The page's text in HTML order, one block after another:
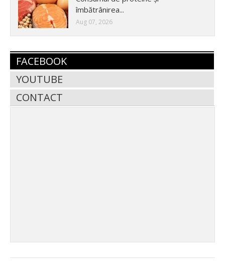
îmbătrânirea...
Aug 07, 2026
FACEBOOK
YOUTUBE
CONTACT